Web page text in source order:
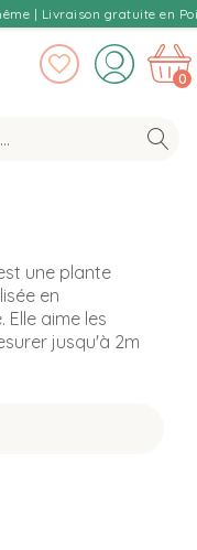
| Livraison gratuite en
0
une plante
en
aime les
jusqu'à 2m